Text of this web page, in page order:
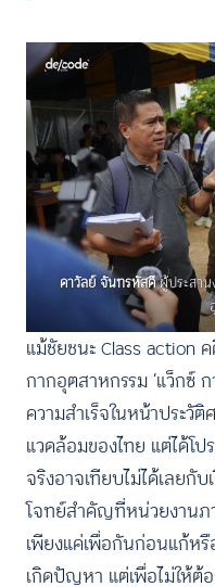
ดาวัลย์ จันทรหัสดีผู้ประสาน
แม้ชัยชนะ Class action
กากอุตสาหกรรม ‘แว็กซ์
ความสำเร็จในหน้าประวั
แวดล้อมของไทย แต่ได้โ
จริงอาจเทียบไม่ได้เลยกับ
โจทย์สำคัญที่หน่วยงานภ
เพียงแค่เพื่อกันก่อนแก้หรื
เกิดปัญหา แต่เพื่อไม่ให้ต้